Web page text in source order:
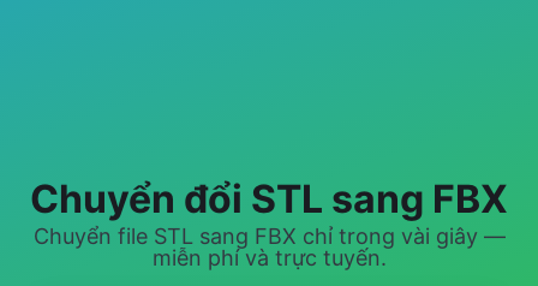
Chuyển đổi STL sang FBX
Chuyển file STL sang FBX chỉ trong vài giây —
miễn phí và trực tuyến.